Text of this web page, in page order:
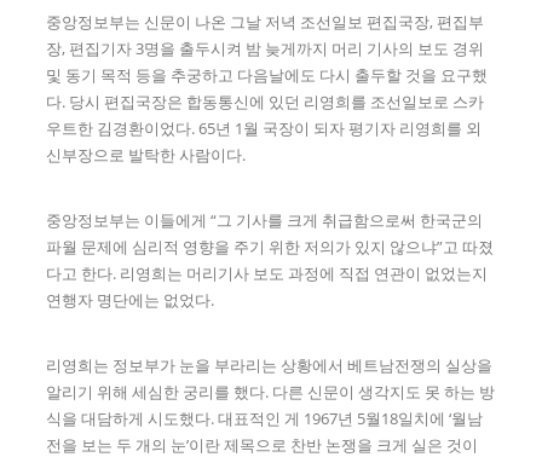
중앙정보부는 신문이 나온 그날 저녁 조선일보 편집국장, 편집부
장, 편집기자 3명을 출두시켜 밤 늦게까지 머리 기사의 보도 경위
및 동기 목적 등을 추궁하고 다음날에도 다시 출두할 것을 요구했
다. 당시 편집국장은 합동통신에 있던 리영희를 조선일보로 스카
우트한 김경환이었다. 65년 1월 국장이 되자 평기자 리영희를 외
신부장으로 발탁한 사람이다.
중앙정보부는 이들에게 “그 기사를 크게 취급함으로써 한국군의
파월 문제에 심리적 영향을 주기 위한 저의가 있지 않으냐”고 따졌
다고 한다. 리영희는 머리기사 보도 과정에 직접 연관이 없었는지
연행자 명단에는 없었다.
리영희는 정보부가 눈을 부라리는 상황에서 베트남전쟁의 실상을
알리기 위해 세심한 궁리를 했다. 다른 신문이 생각지도 못 하는 방
식을 대담하게 시도했다. 대표적인 게 1967년 5월18일치에 ‘월남
전을 보는 두 개의 눈’이란 제목으로 찬반 논쟁을 크게 실은 것이